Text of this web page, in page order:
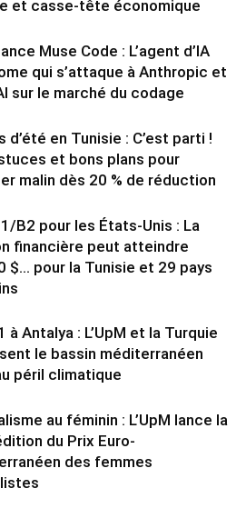
et casse-tête économique
Muse Code : L’agent d’IA
qui s’attaque à Anthropic et
sur le marché du codage
d’été en Tunisie : C’est parti !
et bons plans pour
malin dès 20 % de réduction
B2 pour les États-Unis : La
financière peut atteindre
$… pour la Tunisie et 29 pays
à Antalya : L’UpM et la Turquie
le bassin méditerranéen
péril climatique
au féminin : L’UpM lance la
du Prix Euro-
des femmes